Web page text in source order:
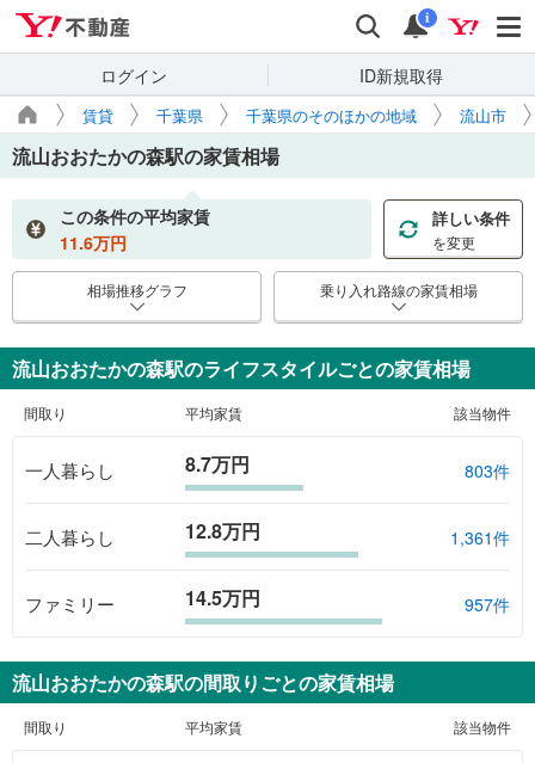
検索 通知
i
ログイン ID新規取得
賃貸 千葉県 千葉県のそのほかの地域 流山市
流山おおたかの森駅の家賃相場
この条件の平均家賃
11.6万円
詳しい条件
を変更
相場推移グラフ 乗り入れ路線の家賃相場
流山おおたかの森駅のライフスタイルごとの家賃相場
間取り 平均家賃 該当物件
一人暮らし 8.7万円 803件
二人暮らし 12.8万円 1,361件
ファミリー 14.5万円 957件
流山おおたかの森駅の間取りごとの家賃相場
間取り 平均家賃 該当物件